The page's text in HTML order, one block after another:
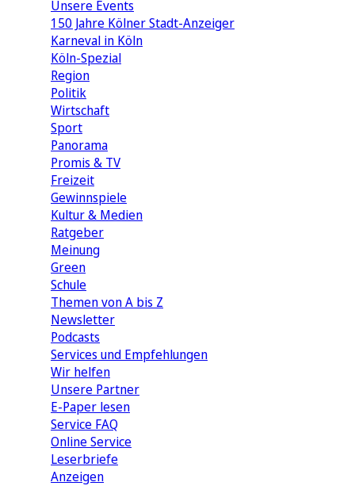
Unsere Events
150 Jahre Kölner Stadt-Anzeiger
Karneval in Köln
Köln-Spezial
Region
Politik
Wirtschaft
Sport
Panorama
Promis & TV
Freizeit
Gewinnspiele
Kultur & Medien
Ratgeber
Meinung
Green
Schule
Themen von A bis Z
Newsletter
Podcasts
Services und Empfehlungen
Wir helfen
Unsere Partner
E-Paper lesen
Service FAQ
Online Service
Leserbriefe
Anzeigen